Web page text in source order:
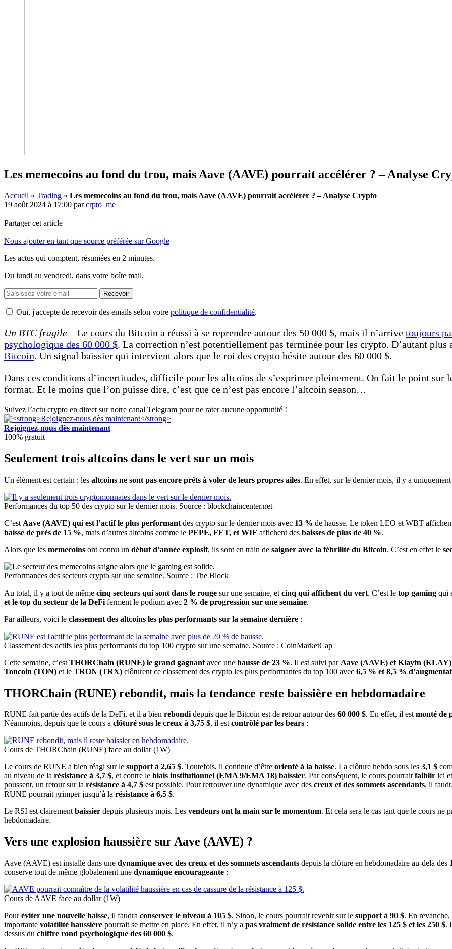
Les memecoins au fond du trou, mais Aave (AAVE) pourrait accélérer ? – Analyse
Accueil » Trading » Les memecoins au fond du trou, mais Aave (AAVE) pourrait accélérer ? – Analyse Crypto
19 août 2024 à 17:00 parcrpto_me
Partager cet article
Nous ajouter en tant que source préférée sur Google
Les actus qui comptent, résumées en 2 minutes.
Du lundi au vendredi, dans votre boîte mail.
Recevoir
Oui, j'accepte de recevoir des emails selon votre politique de confidentialité.
Un BTC fragile –Le cours du Bitcoin a réussi à se reprendre autour des 50 000 $, mais il n’arrive toujours
psychologique des 60 000 $. La correction n’est potentiellement pas terminée pour les crypto. D’autant plus
Bitcoin. Un signal baissier qui intervient alors que le roi des crypto hésite autour des 60 000 $.
Dans ces conditions d’incertitudes, difficile pour les altcoins de s’exprimer pleinement. On fait le point sur
format. Et le moins que l’on puisse dire, c’est que ce n’est pas encore l’altcoin season…
Suivez l’actu crypto en direct sur notre canal Telegram pour ne rater aucune opportunité !
Rejoignez-nous dès maintenant
100% gratuit
Seulement trois altcoins dans le vert sur un mois
Un élément est certain : les altcoins ne sont pas encore prêts à voler de leurs propres ailes. En effet, sur le dernier mois, il y a
Performances du top 50 des crypto sur le dernier mois. Source : blockchaincenter.net
C’est Aave (AAVE) qui est l’actif le plus performant des crypto sur le dernier mois avec 13 % de hausse. Le token LEO et WBT
baisse de près de 15 %, mais d’autres altcoins comme le PEPE, FET, et WIF affichent des baisses de plus de 40 %.
Alors que les memecoins ont connu un début d’année explosif, ils sont en train de saigner avec la fébrilité du Bitcoin. C’est en effet le
Performances des secteurs crypto sur une semaine. Source : The Block
Au total, il y a tout de même cinq secteurs qui sont dans le rouge sur une semaine, et cinq qui affichent du vert. C’est le top gaming qui
et le top du secteur de la DeFi ferment le podium avec 2 % de progression sur une semaine.
Par ailleurs, voici le classement des altcoins les plus performants sur la semaine dernière :
Classement des actifs les plus performants du top 100 crypto sur une semaine. Source : CoinMarketCap
Cette semaine, c’est THORChain (RUNE) le grand gagnant avec une hausse de 23 %. Il est suivi par Aave (AAVE) et Klaytn (KLAY)
Toncoin (TON) et le TRON (TRX) clôturent ce classement des crypto les plus performantes du top 100 avec 6,5 % et 8,5 %
THORChain (RUNE) rebondit, mais la tendance reste baissière en hebdomadaire
RUNE fait partie des actifs de la DeFi, et il a bien rebondidepuis que le Bitcoin est de retour autour des 60 000 $. En effet, il estmonté de
Néanmoins, depuis que le cours a clôturé sous le creux à 3,75 $, il estcontrôlé par les bears :
Cours de THORChain (RUNE) face au dollar (1W)
Le cours de RUNE a bien réagi sur le support à 2,65 $. Toutefois, il continue d’être orienté à la baisse. La clôture hebdo sous les 3,1 $
au niveau de la résistance à 3,7 $, et contre le biais institutionnel (EMA 9/EMA 18) baissier. Par conséquent, le cours pourraitfaiblir ici
poussent, un retour sur la résistance à 4,7 $ est possible. Pour retrouver une dynamique avec des creux et des sommets ascendants, il
RUNE pourrait grimper jusqu’à la résistance à 6,5 $.
Le RSI est clairementbaissier depuis plusieurs mois. Les vendeurs ont la main sur le momentum. Et cela sera le cas tant que le cours ne
hebdomadaire.
Vers une explosion haussière sur Aave (AAVE) ?
Aave (AAVE) est installé dans une dynamique avec des creux et des sommets ascendants depuis la clôture en hebdomadaire au-delà des
conserve tout de même globalement une dynamique encourageante :
Cours de AAVE face au dollar (1W)
Pouréviter une nouvelle baisse, il faudra conserver le niveau à 105 $. Sinon, le cours pourrait revenir sur le support à 90 $. En
importante volatilité haussière pourrait se mettre en place. En effet, il n’y a pas vraiment de résistance solide entre les 125 $ et les 250 $.
dessus du chiffre rond psychologique des 60 000 $.